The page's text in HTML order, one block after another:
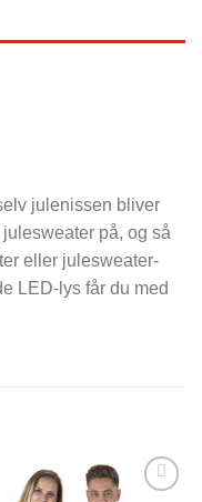
julenissen bliver
på, og så
eller julesweater-
LED-lys får du med